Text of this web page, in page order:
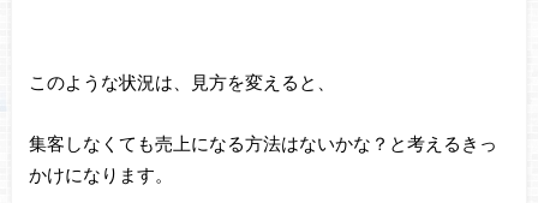
このような状況は、見方を変えると、
集客しなくても売上になる方法はないかな？と考えるきっ
かけになります。